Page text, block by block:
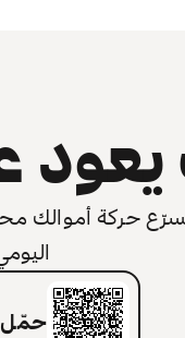
حركة أموالك
حمّل